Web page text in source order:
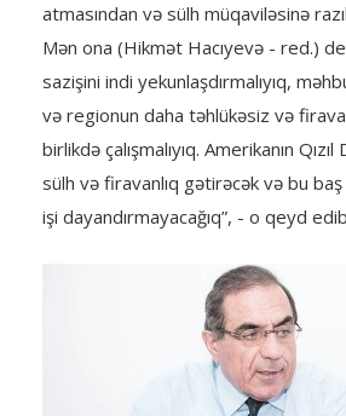
atmasından və sülh müqaviləsinə
Mən ona (Hikmət Hacıyevə - red.)
sazişini indi yekunlaşdırmalıyıq,
və regionun daha təhlükəsiz və
birlikdə çalışmalıyıq. Amerikanın
sülh və firavanlıq gətirəcək və bu
işi dayandırmayacağıq”, - o qeyd